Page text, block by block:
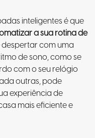
inteligentes é que
a sua rotina de
despertar com uma
de sono, como se
com o seu relógio
outras, pode
experiência de
mais eficiente e